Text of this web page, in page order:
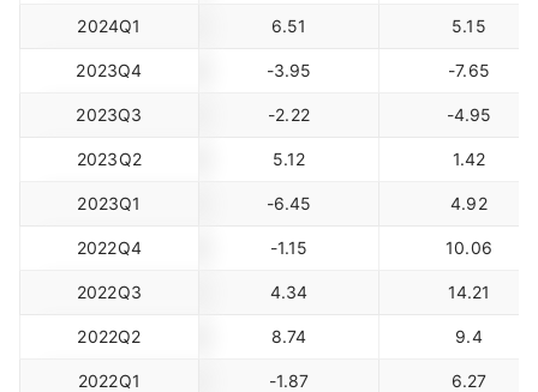
2024Q1 6.51 5.15
2023Q4 -3.95 -7.65
2023Q3 -2.22 -4.95
2023Q2 5.12 1.42
2023Q1 -6.45 4.92
2022Q4 -1.15 10.06
2022Q3 4.34 14.21
2022Q2 8.74 9.4
2022Q1 -1.87 6.27